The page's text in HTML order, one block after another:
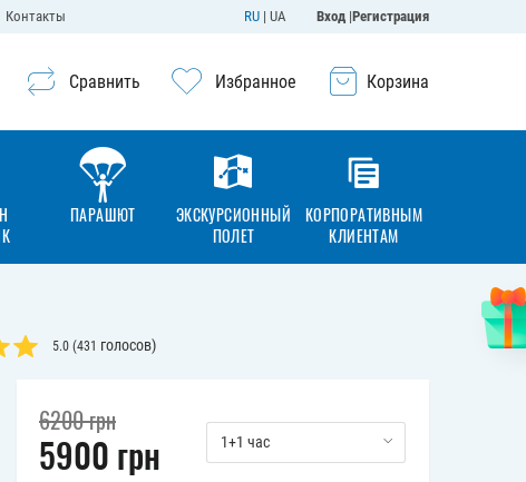
Контакты Вход |Регистрация
RU | UA
Сравнить Избранное Корзина
ПАРАШЮТ
ЭКСКУРСИОННЫЙ
ПОЛЕТ
КОРПОРАТИВНЫМ
КЛИЕНТАМ
5.0 (431 голосов)
6200грн
5900 грн 1+1 час